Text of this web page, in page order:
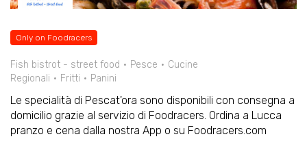
Only on Foodracers
Fish bistrot - street food Pesce
Cucine
Regionali
Fritti Panini
Le specialità di Pescat'ora sono disponibili con consegna a
domicilio grazie al servizio di Foodracers. Ordina a Lucca
pranzo e cena dalla nostra App o su Foodracers.com